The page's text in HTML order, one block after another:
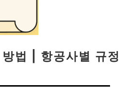
법 | 항공사별 규정